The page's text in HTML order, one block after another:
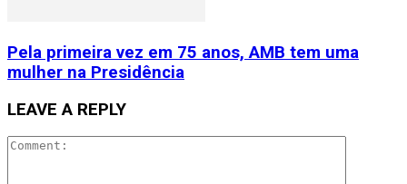
Pela primeira vez em 75 anos, AMB tem uma
mulher na Presidência
LEAVE A REPLY